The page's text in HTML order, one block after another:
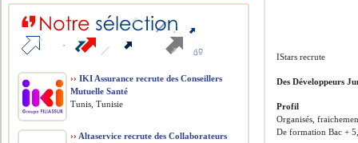
IStars recrute
Des Développeurs
Profil
Organisés,
De formation Bac +
›› IKI Assurance recrute des Conseillers
Mutuelle Santé
Tunis, Tunisie
›› Altaservice recrute des Collaborateurs